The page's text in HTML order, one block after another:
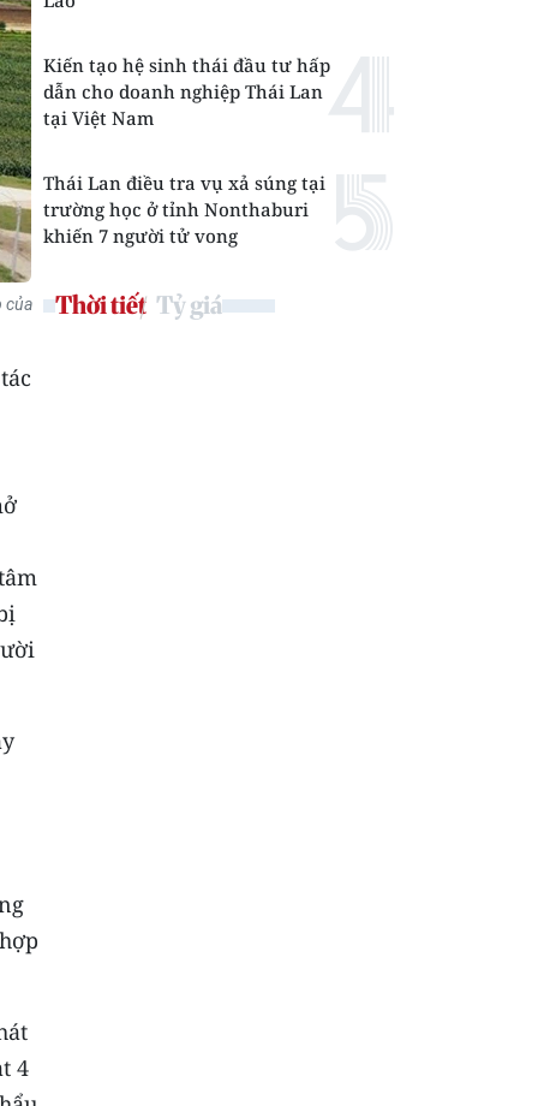
của
4
Kiến tạo hệ sinh thái đầu tư hấp
dẫn cho doanh nghiệp Thái Lan
tại Việt Nam
Thái Lan điều tra vụ xả súng tại
trường học ở tỉnh Nonthaburi
khiến 7 người tử vong
Thời tiết Tỷ giá